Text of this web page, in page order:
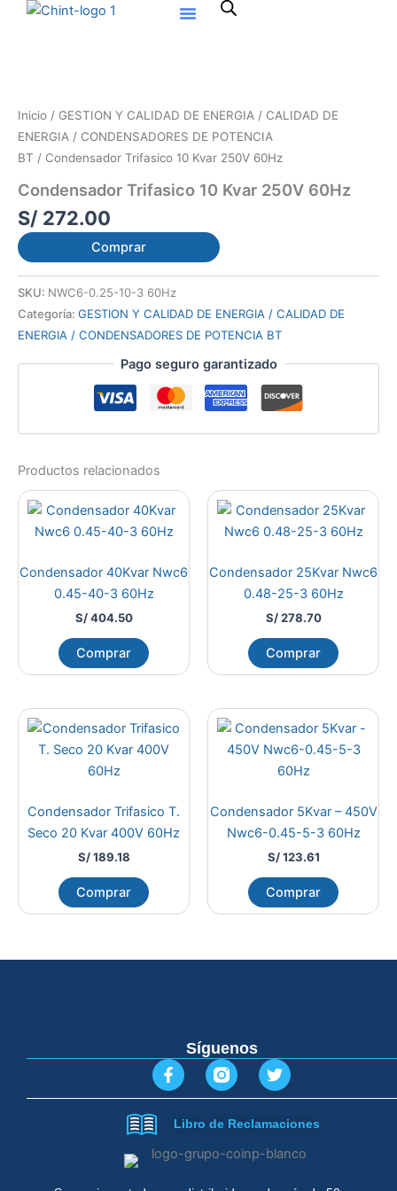
Inicio / GESTION Y CALIDAD DE ENERGIA / CALIDAD DE
ENERGIA / CONDENSADORES DE POTENCIA
BT / Condensador Trifasico 10 Kvar 250V 60Hz
Condensador Trifasico 10 Kvar 250V 60Hz
S/ 272.00
Comprar
SKU: NWC6-0.25-10-3 60Hz
Categoría: GESTION Y CALIDAD DE ENERGIA / CALIDAD DE
ENERGIA / CONDENSADORES DE POTENCIA BT
Pago seguro garantizado
Productos relacionados
Condensador 40Kvar Nwc6
0.45-40-3 60Hz
S/404.50
Comprar
Condensador 25Kvar Nwc6
0.48-25-3 60Hz
S/278.70
Comprar
Condensador Trifasico T.
Seco 20 Kvar 400V 60Hz
S/189.18
Comprar
Condensador 5Kvar – 450V
Nwc6-0.45-5-3 60Hz
S/123.61
Comprar
Síguenos
F
a
c
b
o
T
w
i
t
e
r
Libro de Reclamaciones